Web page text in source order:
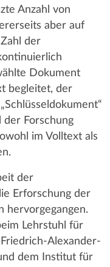
Anzahl von
aber auf
der
Dokument
begleitet, der
der Forschung
im Volltext als
der
Erforschung der
hervorgegangen.
Lehrstuhl für
Alexander-
dem Institut für